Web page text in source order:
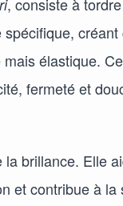
élastique.
fermeté et
brillance. Elle
et contribue à